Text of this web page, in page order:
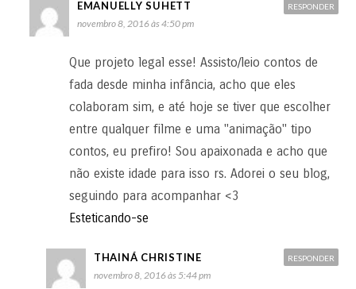
EMANUELLY SUHETT
novembro 8, 2016 às 4:50 pm
Que projeto legal esse! Assisto/leio contos de
fada desde minha infância, acho que eles
colaboram sim, e até hoje se tiver que escolher
entre qualquer filme e uma "animação" tipo
contos, eu prefiro! Sou apaixonada e acho que
não existe idade para isso rs. Adorei o seu blog,
seguindo para acompanhar <3
Esteticando-se
RESPONDER
THAINÁ CHRISTINE
novembro 8, 2016 às 5:44 pm
RESPONDER